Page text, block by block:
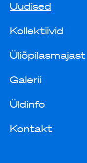
Uudised
Kollektiivid
Üliõpilasmajast
Galerii
Üldinfo
Kontakt